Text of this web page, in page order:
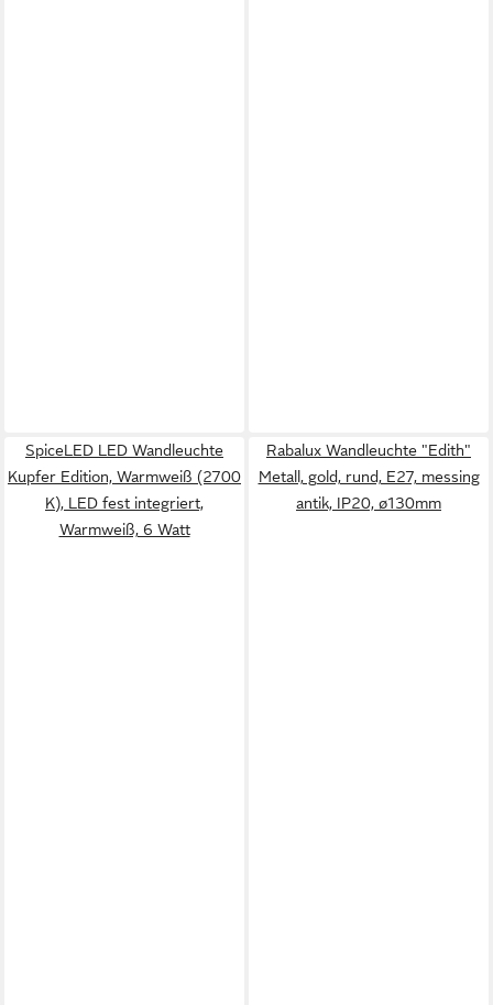
SpiceLED LED Wandleuchte
Kupfer Edition, Warmweiß (2700
K), LED fest integriert,
Warmweiß, 6 Watt
Rabalux Wandleuchte "Edith"
Metall, gold, rund, E27, messing
antik, IP20, ø130mm